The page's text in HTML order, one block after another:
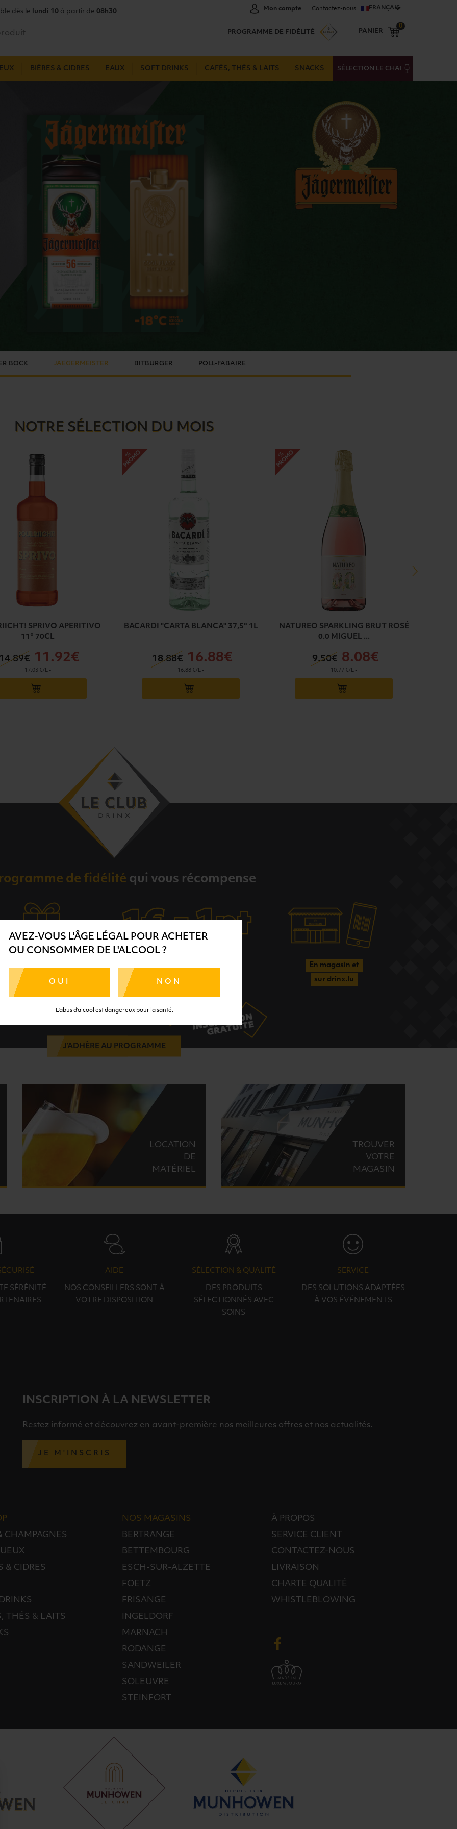
AVEZ-VOUS L'ÂGE LÉGAL POUR ACHETER
OU CONSOMMER DE L'ALCOOL ?
OUI NON
L’abus d’alcool est dangereux pour la santé.
dès le lundi 10 à partir de 08h30 Mon compte Contactez-nous FRANÇAIS
PROGRAMME DE FIDÉLITÉ PANIER
0
BIÈRES & CIDRES EAUX SOFT DRINKS CAFÉS, THÉS & LAITS SNACKS SÉLECTION LE CHAI
BOCK JAEGERMEISTER BITBURGER POLL-FABAIRE
NOTRE SÉLECTION DU MOIS
SPRIVO APERITIVO
11° 70CL
14.89€ 11 .92€
17.03 €/L -
BACARDI "CARTA BLANCA" 37,5° 1L
18.88€ 16.88€
16.88 €/L -
NATUREO SPARKLING BRUT ROSÉ
0.0 MIGUEL ...
9.50€ 8.08€
10.77 €/L -
de fidélité qui vous récompense
et des avantages
En magasin et
sur drinx.lu
J’ADHÈRE AU PROGRAMME
LOCATION
DE
MATÉRIEL
TROUVER
VOTRE
MAGASIN
SÉRÉNITÉ
AIDE
NOS CONSEILLERS SONT À
VOTRE DISPOSITION
SÉLECTION & QUALITÉ
DES PRODUITS
SÉLECTIONNÉS AVEC
SOINS
SERVICE
DES SOLUTIONS ADAPTÉES
À VOS ÉVÉNEMENTS
INSCRIPTION À LA NEWSLETTER
Restez informé et découvrez en avant-première nos meilleures offres et nos actualités.
JE M'INSCRIS
CHAMPAGNES
& CIDRES
THÉS & LAITS
NOS MAGASINS
BERTRANGE
BETTEMBOURG
ESCH-SUR-ALZETTE
FOETZ
FRISANGE
INGELDORF
MARNACH
RODANGE
SANDWEILER
SOLEUVRE
STEINFORT
À PROPOS
SERVICE CLIENT
CONTACTEZ-NOUS
LIVRAISON
CHARTE QUALITÉ
WHISTLEBLOWING